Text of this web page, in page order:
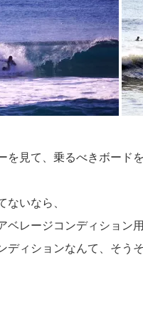
を見て、乗るべきボード
ないなら、
ベレージコンディション
ディションなんて、そう